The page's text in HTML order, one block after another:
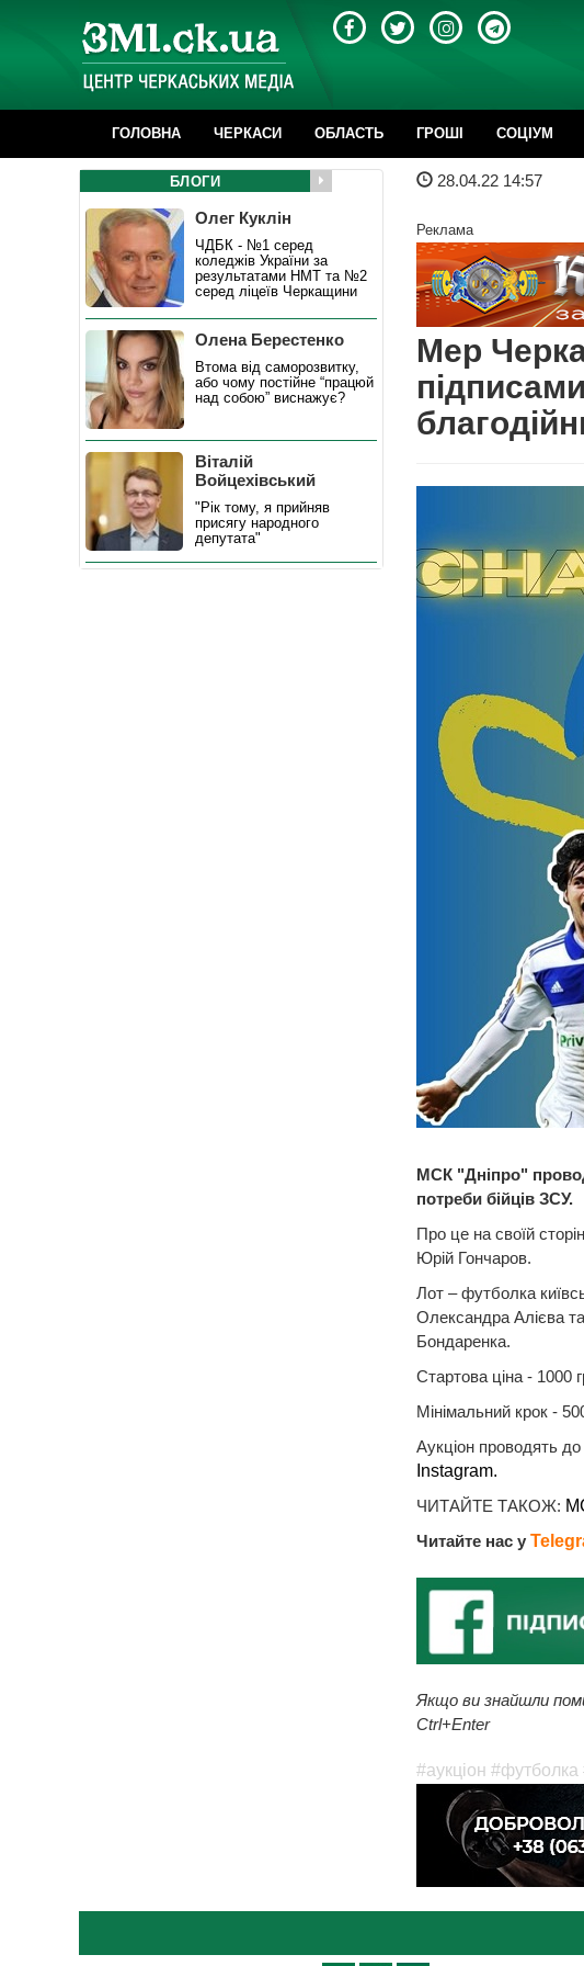
ГОЛОВНА ЧЕРКАСИ ОБЛАСТЬ ГРОШІ CОЦІУМ
28.04.22 14:57
Реклама
Мер
МСК "Дніпро"
потреби бійців ЗСУ.
Про це на своїй
Юрій Гончаров.
Лот – футболка
Олександра Алієва
Бондаренка.
Стартова ціна - 1000
Мінімальний крок -
Аукціон проводять
Instagram.
ЧИТАЙТЕ ТАКОЖ:
Читайте нас у
Якщо ви знайшли
Ctrl+Enter
#аукціон #футболка
БЛОГИ
Олег Куклін
ЧДБК - №1 серед
коледжів України за
результатами НМТ та №2
серед ліцеїв Черкащини
Олена Берестенко
Втома від саморозвитку,
або чому постійне “працюй
над собою” виснажує?
Віталій
Войцехівський
"Рік тому, я прийняв
присягу народного
депутата"